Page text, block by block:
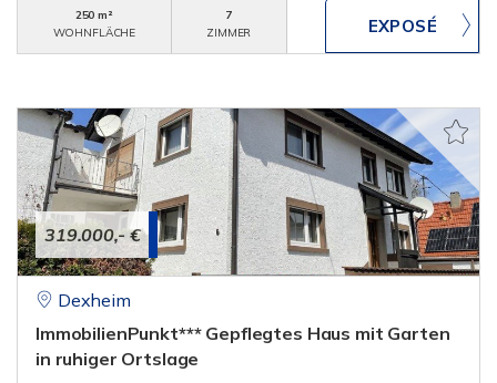
250 m²
WOHNFLÄCHE
7
ZIMMER
319.000,- €
Dexheim
ImmobilienPunkt*** Gepflegtes Haus mit Garten
in ruhiger Ortslage